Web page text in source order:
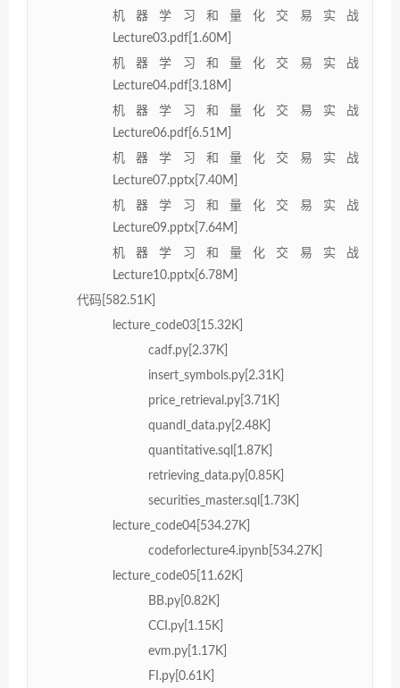
机器学习和量化交易实战
Lecture03.pdf[1.60M]
机器学习和量化交易实战
Lecture04.pdf[3.18M]
机器学习和量化交易实战
Lecture06.pdf[6.51M]
机器学习和量化交易实战
Lecture07.pptx[7.40M]
机器学习和量化交易实战
Lecture09.pptx[7.64M]
机器学习和量化交易实战
Lecture10.pptx[6.78M]
代码[582.51K]
lecture_code03[15.32K]
cadf.py[2.37K]
insert_symbols.py[2.31K]
price_retrieval.py[3.71K]
quandl_data.py[2.48K]
quantitative.sql[1.87K]
retrieving_data.py[0.85K]
securities_master.sql[1.73K]
lecture_code04[534.27K]
codeforlecture4.ipynb[534.27K]
lecture_code05[11.62K]
BB.py[0.82K]
CCI.py[1.15K]
evm.py[1.17K]
FI.py[0.61K]